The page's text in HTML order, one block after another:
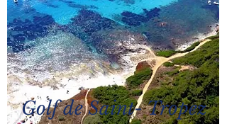
Golf de Saint- Tropez